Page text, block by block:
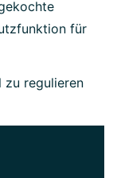
für
zu regulieren